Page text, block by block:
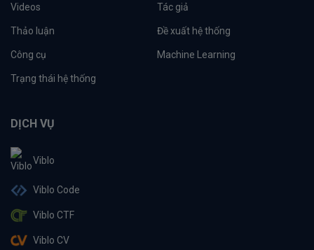
Videos Tác giả
Thảo luận Đề xuất hệ thống
Công cụ Machine Learning
Trạng thái hệ thống
DỊCH VỤ
Viblo
Viblo Code
Viblo CTF
Viblo CV